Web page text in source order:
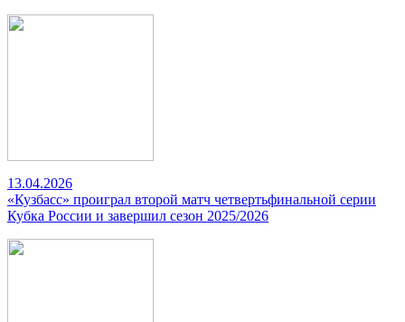
13.04.2026
«Кузбасс» проиграл второй матч четвертьфинальной серии
Кубка России и завершил сезон 2025/2026